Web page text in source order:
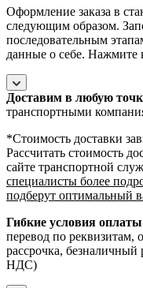
Оформление заказа в
следующим образом.
последовательным
данные о себе. Нажмите
Доставим в любую
транспортными
*Cтоимость доставки
Рассчитать стоимость
сайте транспортной
специалисты более
подберут оптимальный
Гибкие условия
перевод по реквизитам,
рассрочка,
НДС)